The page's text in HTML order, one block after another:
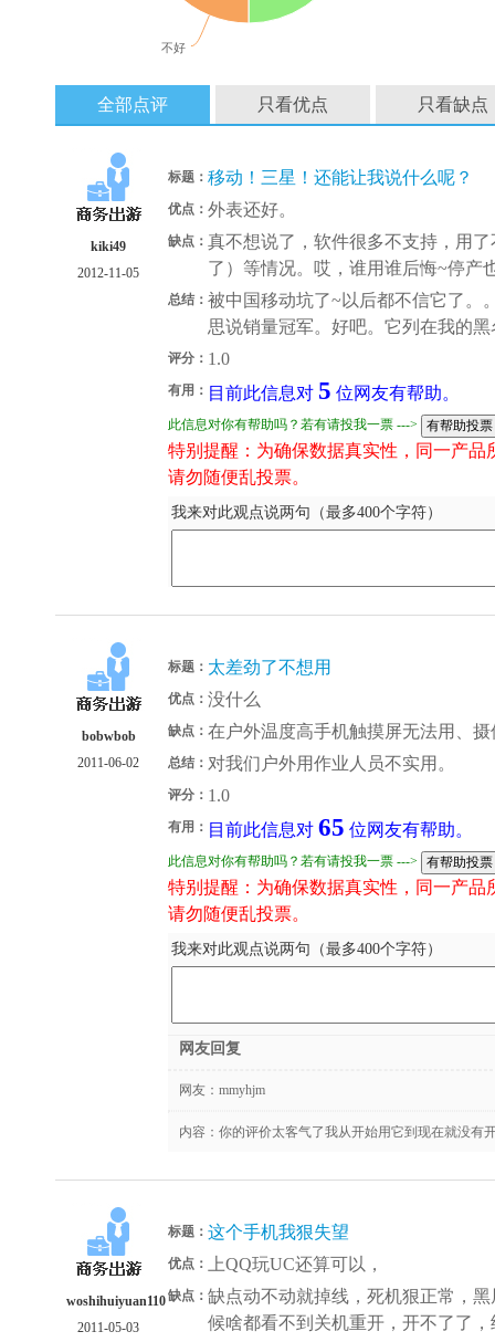
不好
全部点评 只看优点 只看缺点
kiki49
2012-11-05
标题： 移动！三星！还能让我说什么呢？
优点： 外表还好。
缺点： 真不想说了，软件很多不支持，用
了）等情况。哎，谁用谁后悔~停产
总结： 被中国移动坑了~以后都不信它了。
思说销量冠军。好吧。它列在我的
评分： 1.0
有用： 目前此信息对 5 位网友有帮助。
此信息对你有帮助吗？若有请投我一票 --->
特别提醒：为确保数据真实性，同一产
请勿随便乱投票。
我来对此观点说两句（最多400个字符）
bobwbob
2011-06-02
标题： 太差劲了不想用
优点： 没什么
缺点： 在户外温度高手机触摸屏无法用、
总结： 对我们户外用作业人员不实用。
评分： 1.0
有用： 目前此信息对 65 位网友有帮助。
此信息对你有帮助吗？若有请投我一票 --->
特别提醒：为确保数据真实性，同一产
请勿随便乱投票。
我来对此观点说两句（最多400个字符）
网友回复
网友： mmyhjm
内容：你的评价太客气了我从开始用它到现在就没有
woshihuiyuan110
2011-05-03
标题： 这个手机我狠失望
优点： 上QQ玩UC还算可以，
缺点： 缺点动不动就掉线，死机狠正常，
候啥都看不到关机重开，开不了了